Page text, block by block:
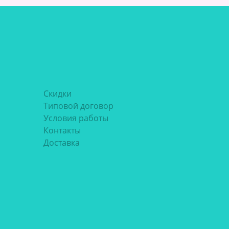
Скидки
Типовой договор
Условия работы
Контакты
Доставка